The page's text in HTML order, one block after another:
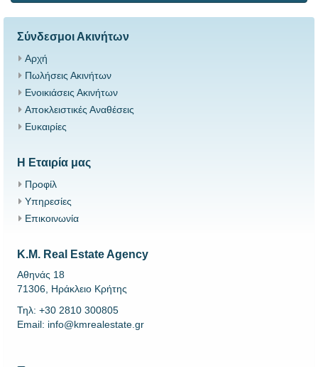
Σύνδεσμοι Ακινήτων
Αρχή
Πωλήσεις Ακινήτων
Ενοικιάσεις Ακινήτων
Αποκλειστικές Αναθέσεις
Ευκαιρίες
Η Εταιρία μας
Προφίλ
Υπηρεσίες
Επικοινωνία
K.M. Real Estate Agency
Αθηνάς 18
71306, Ηράκλειο Κρήτης
Τηλ: +30 2810 300805
Email: info@kmrealestate.gr